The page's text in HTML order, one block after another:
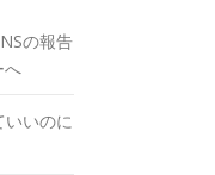
の報告
へ
いいのに